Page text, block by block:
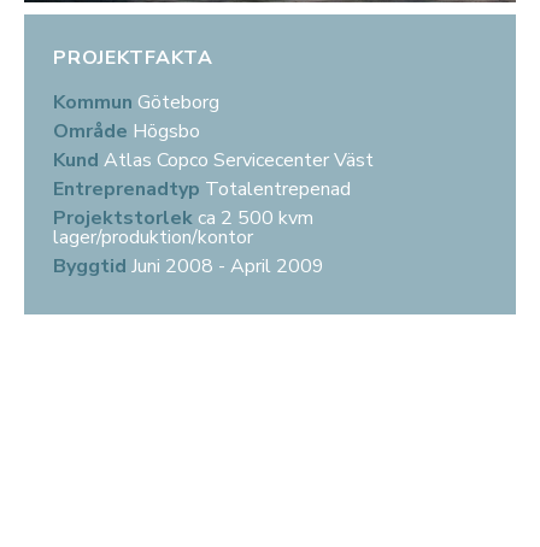
PROJEKTFAKTA
Kommun Göteborg
Område Högsbo
Kund Atlas Copco Servicecenter Väst
Entreprenadtyp Totalentrepenad
Projektstorlek ca 2 500 kvm
lager/produktion/kontor
Byggtid Juni 2008 - April 2009